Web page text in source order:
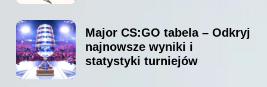
Major CS:GO tabela – Odkryj
najnowsze wyniki i
statystyki turniejów